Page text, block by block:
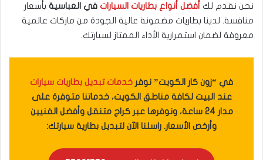
نحن نقدم لك أفضل أنواع بطاريات السيارات في العباسية بأسعار
منافسة. لدينا بطاريات مضمونة عالية الجودة من ماركات عالمية
معروفة لضمان استمرارية الأداء الممتاز لسيارتك.
في “زون كار الكويت” نوفر خدمات تبديل بطاريات سيارات
عند البيت لكافة مناطق الكويت، خدماتنا متوفرة على
مدار 24 ساعة، ونوفرها عبر كراج متنقل وأفضل الفنيين
وأرخص الأسعار. راسلنا الآن لتبديل بطارية سيارتك: